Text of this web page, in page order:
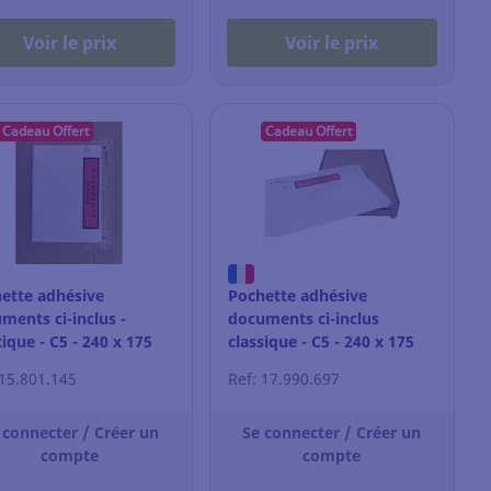
Voir le prix Voir le prix
Cadeau Offert
adhésive
ci-inclus -
- C5 - 240 x 175
connecter / Créer un
compte
Cadeau Offert
Pochette adhésive
documents ci-inclus
classique - C5 - 240 x 175
Ref: 17.990.697
Se connecter / Créer un
compte